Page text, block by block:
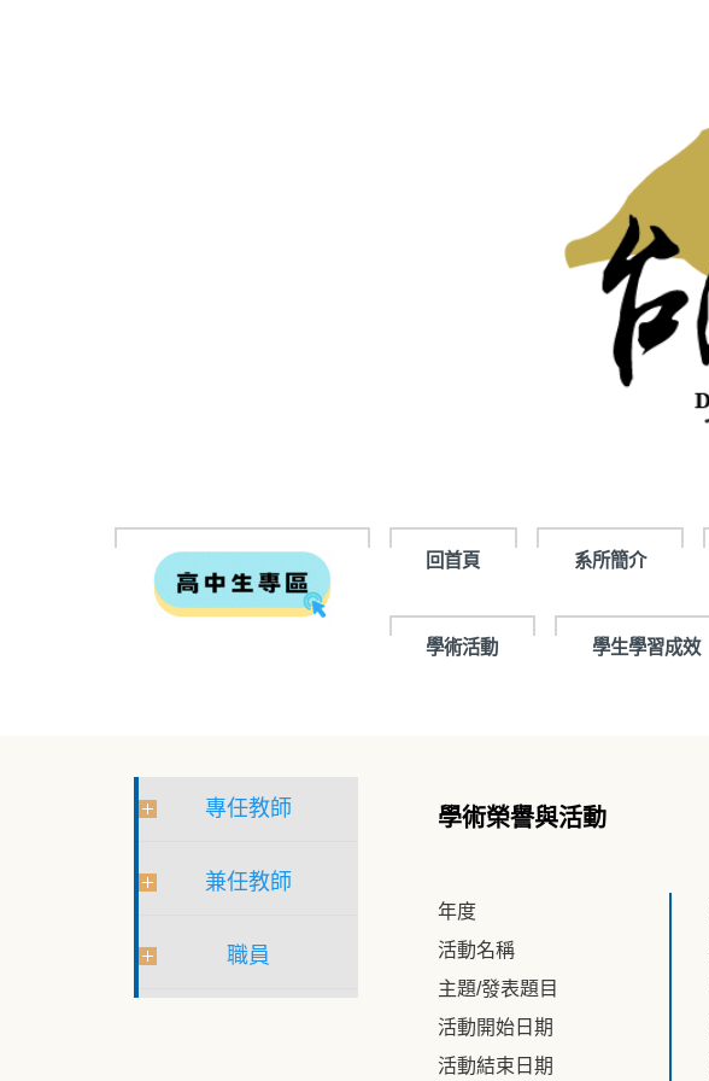
回首頁 系所簡介
學術活動 學生學習成效
專任教師
兼任教師
職員
學術榮譽與活動
年度
活動名稱
主題/發表題目
活動開始日期
活動結束日期